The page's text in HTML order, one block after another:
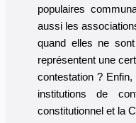
populaires
aussi les
quand elles ne
représentent une
contestation ?
institutions de
constitutionnel et la